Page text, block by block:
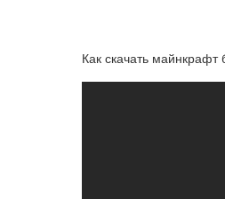
Как скачать